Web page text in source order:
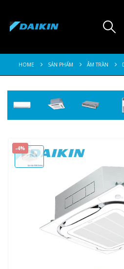
HOME SẢN PHẨM ÂM TRẦN
-4%